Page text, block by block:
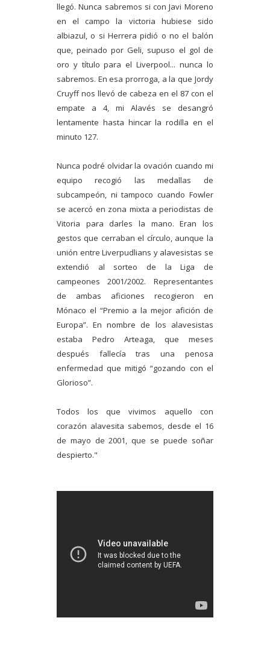
llegó. Nunca sabremos si con Javi Moreno
en el campo la victoria hubiese sido
albiazul, o si Herrera pidió o no el balón
que, peinado por Geli, supuso el gol de
oro y título para el Liverpool... nunca lo
sabremos. En esa prorroga, a la que Jordy
Cruyff nos llevó de cabeza en el 87 con el
empate a 4, mi Alavés se desangró
lentamente hasta hincar la rodilla en el
minuto 127.
Nunca podré olvidar la ovación cuando mi
equipo recogió las medallas de
subcampeón, ni tampoco cuando Fowler
se acercó en zona mixta a periodistas de
Vitoria para darles la mano. Eran los
gestos que cerraban el círculo, aunque la
unión entreLiverpudlians y alavesistas se
extendió al sorteo de la Liga de
campeones 2001/2002. Representantes
de ambas aficiones recogieron en
Mónaco el “Premio a la mejor afición de
Europa”. En nombre de los alavesistas
estaba Pedro Arteaga, que meses
después fallecía tras una penosa
enfermedad que mitigó “gozando con el
Glorioso”.
Todos los que vivimos aquello con
corazón alavesita sabemos, desde el 16
de mayo de 2001, que se puede soñar
despierto."